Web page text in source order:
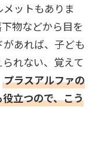
ットもありま
物などから目を
あれば、子ども
れない、覚えて
プラスアルファの
立つので、こう